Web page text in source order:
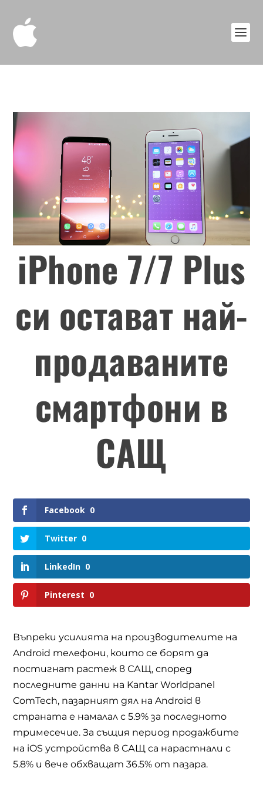
iPhone 7/7 Plus
си остават най-
продаваните
смартфони в
САЩ
Facebook 0
Twitter 0
LinkedIn 0
Pinterest 0
Въпреки усилията на производителите на
Android телефони, които се борят да
постигнат растеж в САЩ, според
последните данни на Kantar Worldpanel
ComTech, пазарният дял наAndroid в
страната е намалал с 5.9% за последното
тримесечие. За същия период продажбите
на iOSустройства в САЩ са нарастнали с
5.8% и вече обхващат 36.5% от пазара.